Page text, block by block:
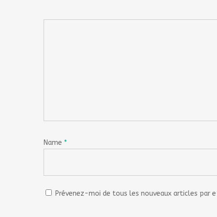
Name *
Prévenez-moi de tous les nouveaux articles par